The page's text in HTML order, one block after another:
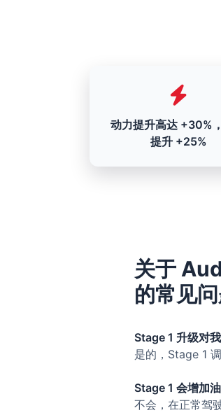
动力提升高达 +30%
提升 +25%
关于
的常见
Stage 1 升级对
是的，Stage 1
Stage 1 会增加
不会，在正常驾